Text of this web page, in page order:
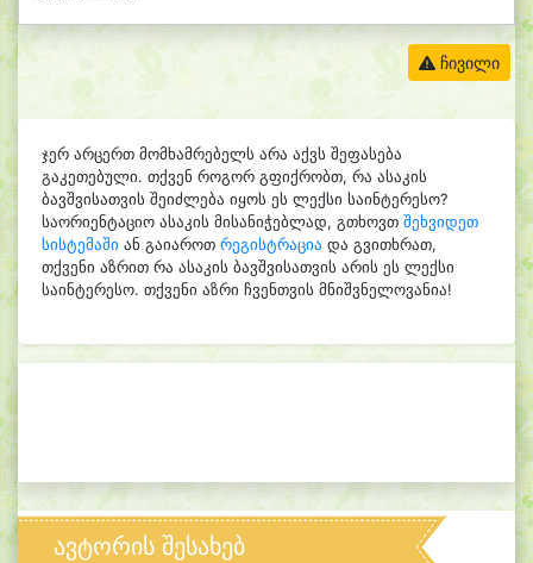
ჩივილი
ჯერ არცერთ მომხამრებელს არა აქვს შეფასება
გაკეთებული. თქვენ როგორ გფიქრობთ, რა ასაკის
ბავშვისათვის შეიძლება იყოს ეს ლექსი საინტერესო?
საორიენტაციო ასაკის მისანიჭებლად, გთხოვთ შეხვიდეთ
სისტემაში ან გაიაროთ რეგისტრაცია და გვითხრათ,
თქვენი აზრით რა ასაკის ბავშვისათვის არის ეს ლექსი
საინტერესო. თქვენი აზრი ჩვენთვის მნიშვნელოვანია!
ავტორის შესახებ